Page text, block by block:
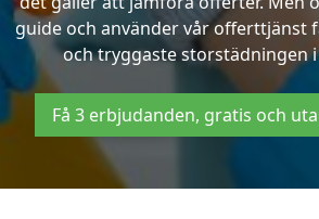
guide och använder vår offerttjänst
och tryggaste storstädningen
Få 3 erbjudanden, gratis och